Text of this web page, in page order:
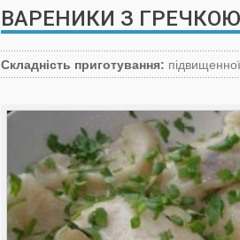
ВАРЕНИКИ З
Складність приготування: